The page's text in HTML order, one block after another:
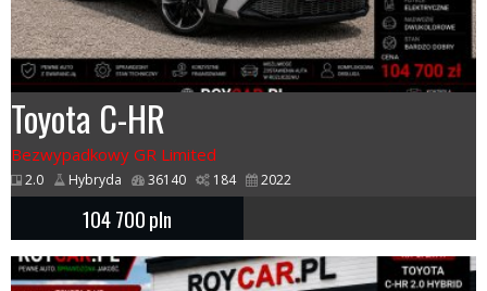
Toyota C-HR
Bezwypadkowy GR Limited
2.0 Hybryda 36140 184 2022
104 700pln